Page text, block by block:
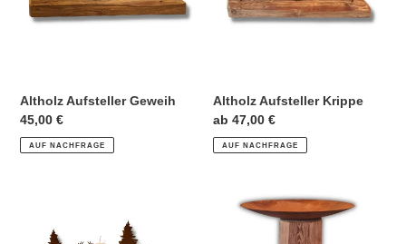
i
Altholz Aufsteller Geweih
Normaler
Preis
45,00 €
AUF NACHFRAGE
Altholz Aufsteller Krippe
Normaler
Preis
ab 47,00 €
AUF NACHFRAGE
Blumenschale